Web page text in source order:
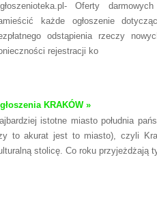
Oferty
każde ogłoszenie
odstąpienia rzeczy
rejestracji ko
KRAKÓW »
istotne miasto południa
to akurat jest to miasto), czyli
stolicę. Co roku przyjeżdżają